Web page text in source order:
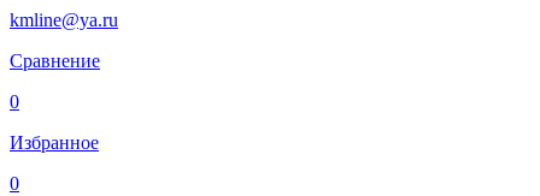
kmline@ya.ru
Сравнение
0
Избранное
0